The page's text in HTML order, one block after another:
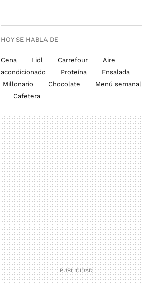
HOY SE HABLA DE
Cena Lidl Carrefour
Aire
acondicionado
Proteína
Ensalada
Millonario
Chocolate
Menú semanal
Cafetera